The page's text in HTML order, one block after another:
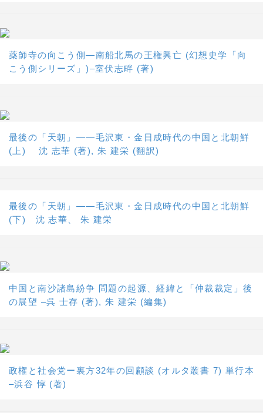
薬師寺の向こう側―南船北馬の王権興亡 (幻想史学「向
こう側シリーズ」)–室伏志畔 (著)
最後の「天朝」――毛沢東・金日成時代の中国と北朝鮮
(上) 沈 志華 (著), 朱 建栄 (翻訳)
最後の「天朝」――毛沢東・金日成時代の中国と北朝鮮
(下) 沈 志華、 朱 建栄
中国と南沙諸島紛争 問題の起源、経緯と「仲裁裁定」後
の展望 –呉 士存 (著), 朱 建栄 (編集)
政権と社会党ー裏方32年の回顧談 (オルタ叢書 7) 単行本
–浜谷 惇 (著)